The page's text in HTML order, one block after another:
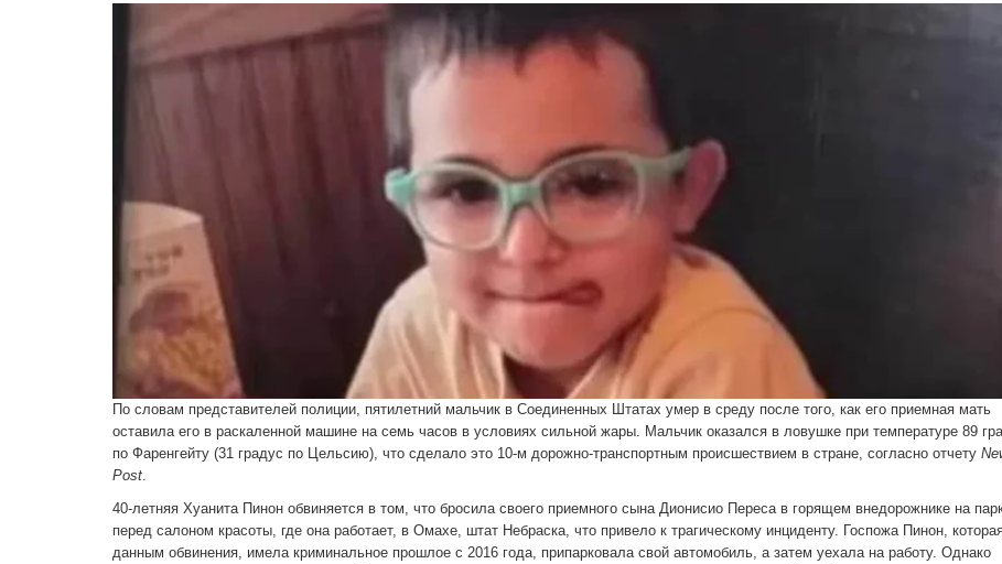
По словам представителей полиции, пятилетний мальчик в Соединенных Штатах умер в среду после того, как его приемная мать
оставила его в раскаленной машине на семь часов в условиях сильной жары. Мальчик оказался в ловушке при температуре 89
по Фаренгейту (31 градус по Цельсию), что сделало это 10-м дорожно-транспортным происшествием в стране, согласно отчету
Post
40-летняя Хуанита Пинон обвиняется в том, что бросила своего приемного сына Дионисио Переса в горящем внедорожнике на
перед салоном красоты, где она работает, в Омахе, штат Небраска, что привело к трагическому инциденту. Госпожа Пинон,
данным обвинения, имела криминальное прошлое с 2016 года, припарковала свой автомобиль, а затем уехала на работу. Однако